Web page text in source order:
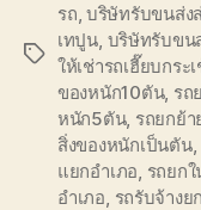
Tags
รถ, บริษัทรับขนส่ง
เทปูน, บริษัทรับขน
ให้เช่ารถเฮี๊ยบกระ
ของหนัก10ตัน, รถ
หนัก5ตัน, รถยกย้า
สิ่งของหนักเป็นตัน,
แยกอำเภอ, รถยก
อำเภอ, รถรับจ้างย